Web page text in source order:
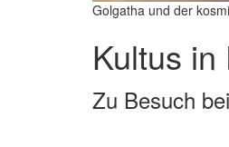
Golgatha und der
Kultus
Zu Besuch